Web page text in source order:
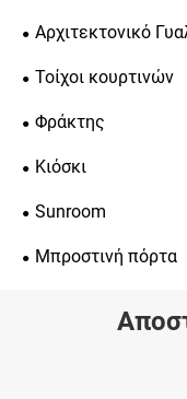
Αρχιτεκτονικό
Τοίχοι κουρτινών
Φράκτης
Κιόσκι
Sunroom
Μπροστινή πόρτα